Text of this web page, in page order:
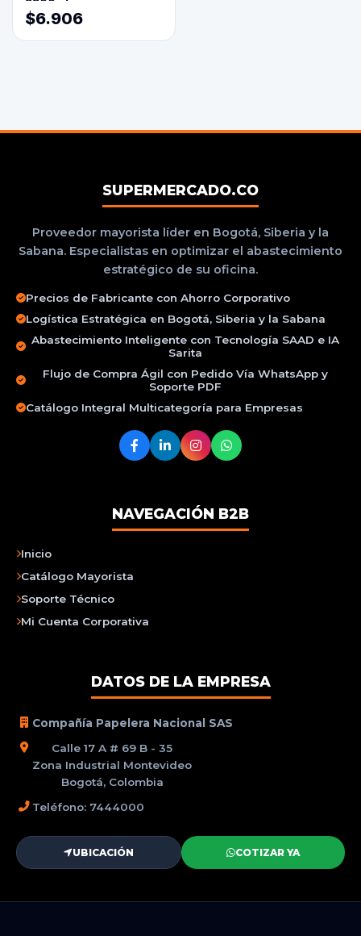
3800ml
$6.906
SUPERMERCADO.CO
Proveedor mayorista líder en Bogotá, Siberia y la
Sabana. Especialistas en optimizar el abastecimiento
estratégico de su oficina.
Precios de Fabricante con Ahorro Corporativo
Logística Estratégica en Bogotá, Siberia y la Sabana
Abastecimiento Inteligente con Tecnología SAAD e IA
Sarita
Flujo de Compra Ágil con Pedido Vía WhatsApp y
Soporte PDF
Catálogo Integral Multicategoría para Empresas
NAVEGACIÓN B2B
Inicio
Catálogo Mayorista
Soporte Técnico
Mi Cuenta Corporativa
DATOS DE LA EMPRESA
Compañía Papelera Nacional SAS
Calle 17 A # 69 B - 35
Zona Industrial Montevideo
Bogotá, Colombia
Teléfono: 7444000
UBICACIÓN COTIZAR YA